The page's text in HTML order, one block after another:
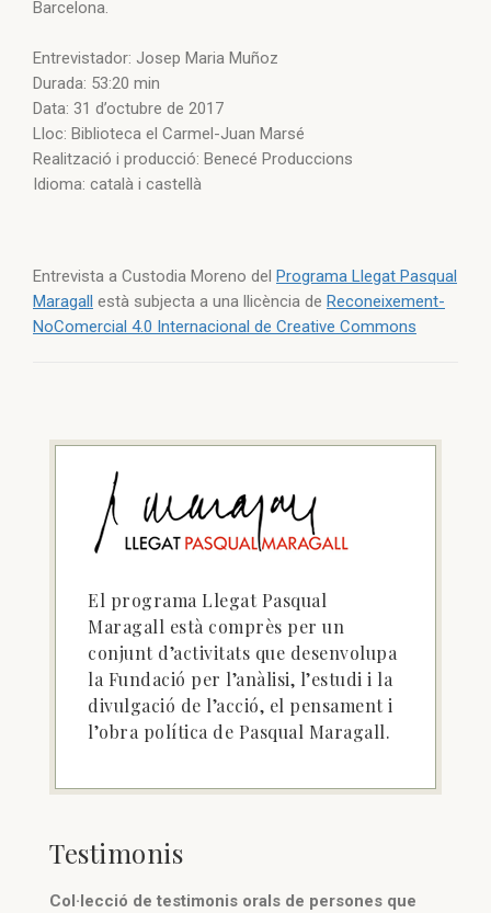
Barcelona.
Entrevistador: Josep Maria Muñoz
Durada: 53:20 min
Data: 31 d’octubre de 2017
Lloc: Biblioteca el Carmel-Juan Marsé
Realització i producció: Benecé Produccions
Idioma: català i castellà
Entrevista a Custodia Moreno del Programa Llegat Pasqual
Maragall està subjecta a una llicència de Reconeixement-
NoComercial 4.0 Internacional de Creative Commons
El programa Llegat Pasqual
Maragall està comprès per un
conjunt d’activitats que desenvolupa
la Fundació per l’anàlisi, l’estudi i la
divulgació de l’acció, el pensament i
l’obra política de Pasqual Maragall.
Testimonis
Col·lecció de testimonis orals de persones que